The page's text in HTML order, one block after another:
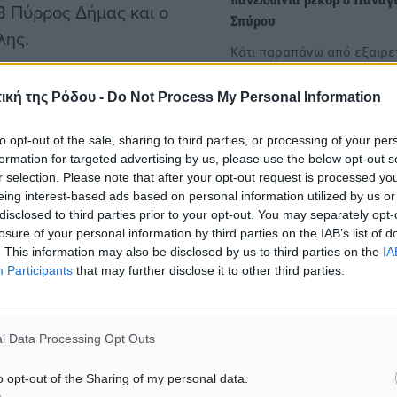
της Ρόδου - Do Not Process My Personal Information
opt-out of the sale, sharing to third parties, or processing of your
for targeted advertising by us, please use the below opt-out
selection. Please note that after your opt-out request is processed
interest-based ads based on personal information utilized by us
to third parties prior to your opt-out. You may separately
of your personal information by third parties on the IAB’s list of
This information may also be disclosed by us to third parties on the
Participants that may further disclose it to other third parties.
Data Processing Opt Outs
opt-out of the Sharing of my personal data.
Πύρρος Δήμας και ο
96κ. (ΠΑΟΚ), Ελένη
Λαμπριανίδου 76κ.
Ευτυχία Παπαδοσίφου
Σπύρου
Κάτι παραπάνω από
Σπύρου του ΠΑΣ…
Παγκόσμιο Πρωτάθλημα
βαρών: Έτοιμος να
Παναγιώτης Σπύρου
Για το Κάλι της Κολομβίας
αναχωρήσει ο
του ΠΑΣ…